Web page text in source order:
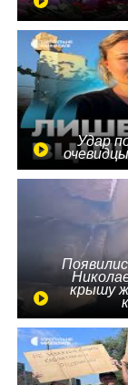
Удар
крышу